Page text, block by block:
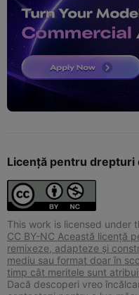
Licență pentru drepturi
This work is licensed under
CC BY-NC Această licență
remixeze, adapteze și
mediu sau format doar în
timp cât meritele sunt
Dacă descoperi vreo